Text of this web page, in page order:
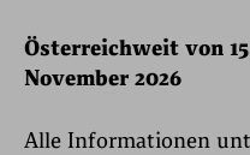
Österreichweit von
November 2026
Alle Informationen